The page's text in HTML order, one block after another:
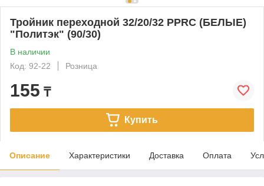
Тройник переходной 32/20/32 PPRC (БЕЛЫЕ)
"Политэк" (90/30)
В наличии
Код: 92-22
Розница
155 ₸
Купить
Описание Характеристики Доставка Оплата